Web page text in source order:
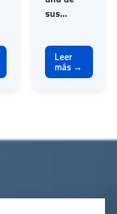
sus...
Leer
más →